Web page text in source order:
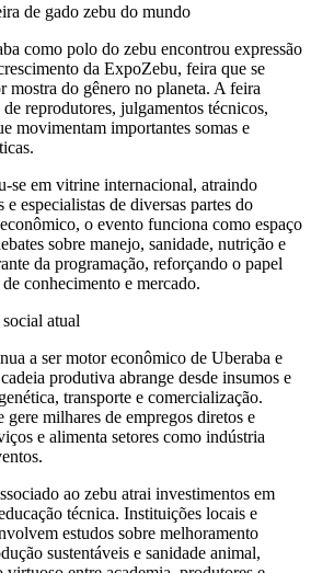
de gado zebu do mundo
como polo do zebu encontrou expressão
da ExpoZebu, feira que se
mostra do gênero no planeta. A feira
reprodutores, julgamentos técnicos,
movimentam importantes somas e
se em vitrine internacional, atraindo
especialistas de diversas partes do
o evento funciona como espaço
sobre manejo, sanidade, nutrição e
da programação, reforçando o papel
conhecimento e mercado.
atual
a ser motor econômico de Uberaba e
produtiva abrange desde insumos e
transporte e comercialização.
gere milhares de empregos diretos e
e alimenta setores como indústria
ao zebu atrai investimentos em
técnica. Instituições locais e
estudos sobre melhoramento
sustentáveis e sanidade animal,